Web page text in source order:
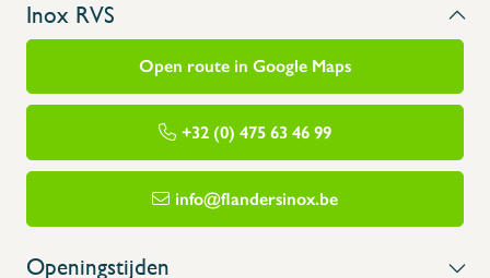
Inox RVS
Open route in Google Maps
+32 (0) 475 63 46 99
info@flandersinox.be
Openingstijden